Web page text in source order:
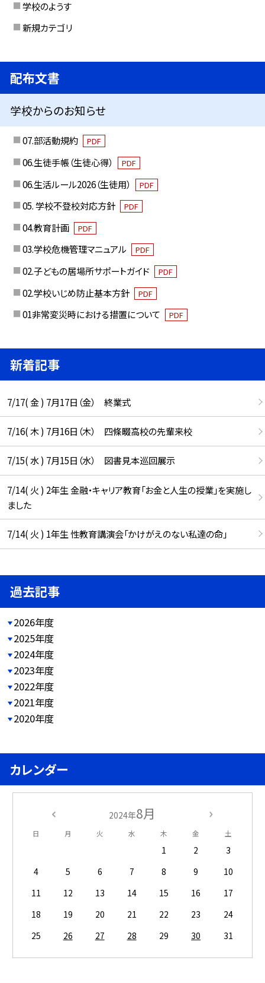
学校のようす
新規カテゴリ
配布文書
学校からのお知らせ
07.部活動規約 PDF
06.生徒手帳（生徒心得） PDF
06.生活ルール2026（生徒用） PDF
05. 学校不登校対応方針 PDF
04.教育計画 PDF
03.学校危機管理マニュアル PDF
02.子どもの居場所サポートガイド PDF
02.学校いじめ防止基本方針 PDF
01非常変災時における措置について PDF
新着記事
7/17( 金 ) 7月17日（金） 終業式
7/16( 木 ) 7月16日（木） 四條畷高校の先輩来校
7/15( 水 ) 7月15日（水） 図書見本巡回展示
7/14( 火 ) 2年生 金融・キャリア教育「お金と人生の授業」を実施し
ました
7/14( 火 ) 1年生 性教育講演会「かけがえのない私達の命」
過去記事
2026年度
2025年度
2024年度
2023年度
2022年度
2021年度
2020年度
カレンダー
2024年8月
日 月 火 水 木 金 土
1 2
3
4
5 6 7 8 9
10
11
12 13 14 15 16
17
18
19 20 21 22 23
24
25
26 27 28 29 30 31